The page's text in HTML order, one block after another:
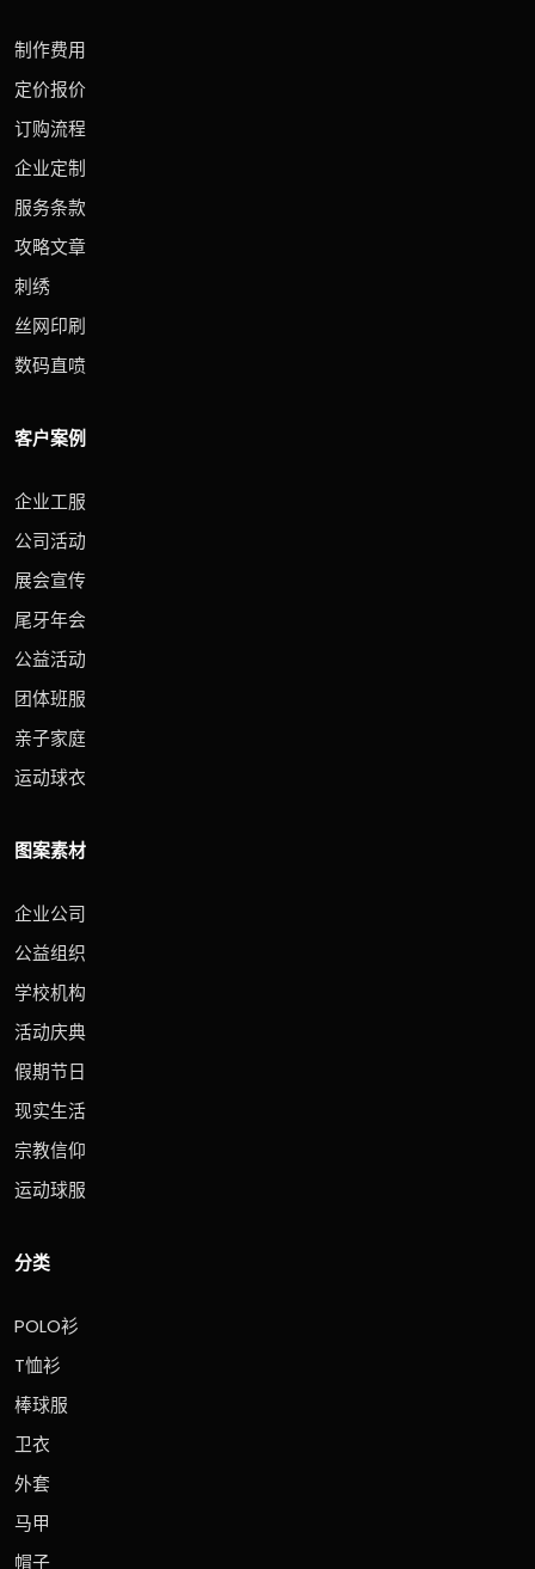
制作费用
定价报价
订购流程
企业定制
服务条款
攻略文章
刺绣
丝网印刷
数码直喷
客户案例
企业工服
公司活动
展会宣传
尾牙年会
公益活动
团体班服
亲子家庭
运动球衣
图案素材
企业公司
公益组织
学校机构
活动庆典
假期节日
现实生活
宗教信仰
运动球服
分类
POLO衫
T恤衫
棒球服
卫衣
外套
马甲
帽子